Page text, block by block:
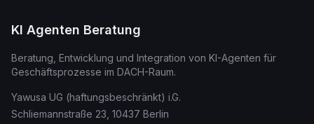
KI Agenten Beratung
Beratung, Entwicklung und Integration von KI-Agenten für
Geschäftsprozesse im DACH-Raum.
Yawusa UG (haftungsbeschränkt) i.G.
Schliemannstraße 23, 10437 Berlin